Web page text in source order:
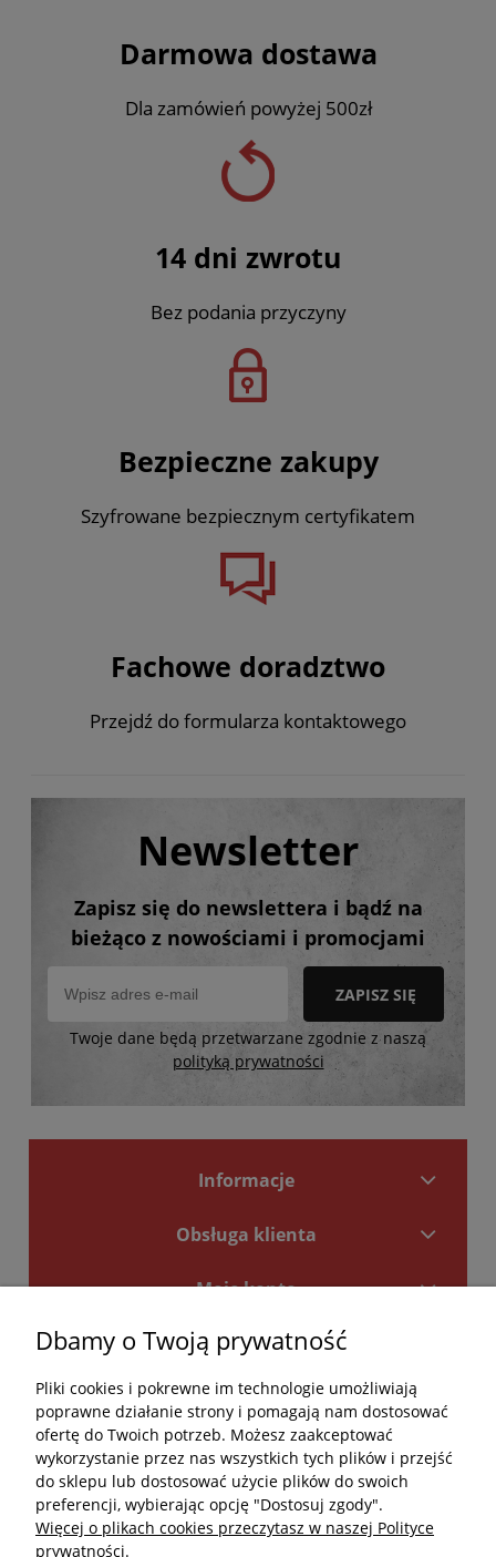
Darmowa dostawa
Dla zamówień powyżej 500zł
14 dni zwrotu
Bez podania przyczyny
Bezpieczne zakupy
Szyfrowane bezpiecznym certyfikatem
Fachowe doradztwo
Przejdź do formularza kontaktowego
Newsletter
Zapisz się do newslettera i bądź na
bieżąco z nowościami i promocjami
ZAPISZ SIĘ
Twoje dane będą przetwarzane zgodnie z naszą
polityką prywatności
Informacje
Obsługa klienta
Moje konto
Płatności i dostawa
Kontakt
Kontakt
undefined
Dbamy o Twoją prywatność
Pliki cookies i pokrewne im technologie umożliwiają
poprawne działanie strony i pomagają nam dostosować
ofertę do Twoich potrzeb. Możesz zaakceptować
wykorzystanie przez nas wszystkich tych plików i przejść
do sklepu lub dostosować użycie plików do swoich
preferencji, wybierając opcję "Dostosuj zgody".
Więcej o plikach cookies przeczytasz w naszej Polityce
prywatności.